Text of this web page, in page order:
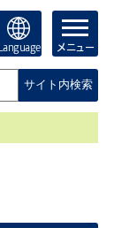
Language メニュー
サイト内検索